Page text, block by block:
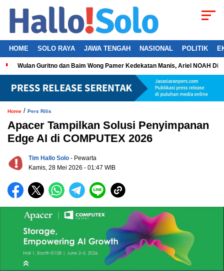
HOME SOLO RAYA JAWA TENGAH NASIONAL POLITIK
Wulan Guritno dan Baim Wong Pamer Kedekatan Manis, Ariel NOAH
Home / Pers Rilis
Apacer Tampilkan Solusi Penyimpanan
Edge AI di COMPUTEX 2026
Tim Hallo Solo - Pewarta
Kamis, 28 Mei 2026 - 01:47 WIB